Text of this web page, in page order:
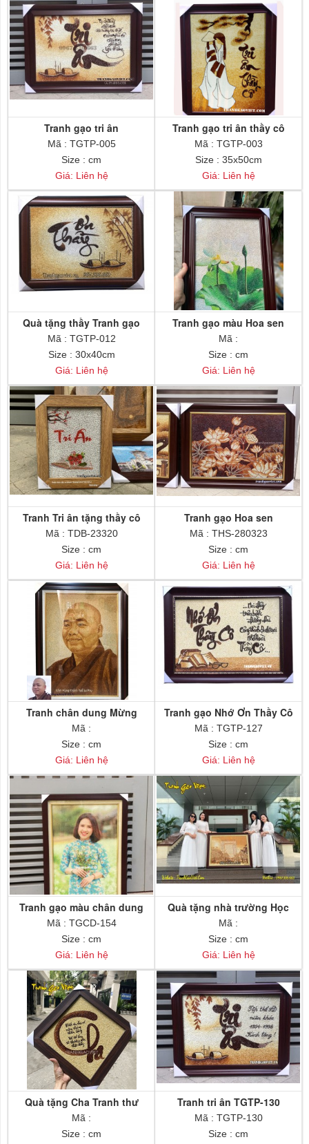
Tranh gạo tri ân
Mã : TGTP-005
Size : cm
Giá: Liên hệ
Tranh gạo tri ân thầy cô
Mã : TGTP-003
Size : 35x50cm
Giá: Liên hệ
Quà tặng thầy Tranh gạo
Ơn Thầy
Mã : TGTP-012
Size : 30x40cm
Giá: Liên hệ
Tranh gạo màu Hoa sen
trắng
Mã :
Size : cm
Giá: Liên hệ
Tranh Tri ân tặng thầy cô
Mã : TDB-23320
Size : cm
Giá: Liên hệ
Tranh gạo Hoa sen
Mã : THS-280323
Size : cm
Giá: Liên hệ
Tranh chân dung Mừng
Khánh Tuế
Mã :
Size : cm
Giá: Liên hệ
Tranh gạo Nhớ Ơn Thầy Cô
Mã : TGTP-127
Size : cm
Giá: Liên hệ
Tranh gạo màu chân dung
TGCD-154
Mã : TGCD-154
Size : cm
Giá: Liên hệ
Quà tặng nhà trường Học
viện kỹ thuật mật mã
Mã :
Size : cm
Giá: Liên hệ
Quà tặng Cha Tranh thư
pháp chữ Cha
Mã :
Size : cm
Tranh tri ân TGTP-130
Mã : TGTP-130
Size : cm